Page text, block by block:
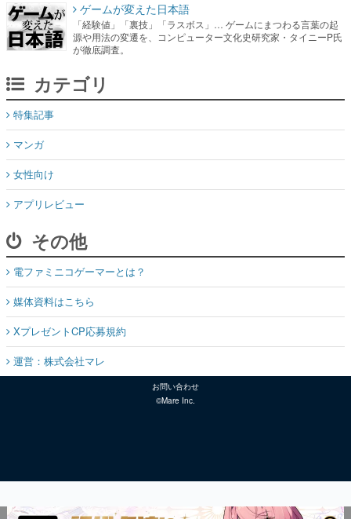
ゲームが変えた日本語
「経験値」「裏技」「ラスボス」… ゲームにまつわる言葉の起
源や用法の変遷を、コンピューター文化史研究家・タイニーP氏
が徹底調査。
カテゴリ
特集記事
マンガ
女性向け
アプリレビュー
その他
電ファミニコゲーマーとは？
媒体資料はこちら
XプレゼントCP応募規約
運営：株式会社マレ
お問い合わせ
©Mare Inc.